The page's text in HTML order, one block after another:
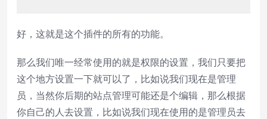
好，这就是这个插件的所有的功能。
那么我们唯一经常使用的就是权限的设置，我们只要把
这个地方设置一下就可以了，比如说我们现在是管理
员，当然你后期的站点管理可能还是个编辑，那么根据
你自己的人去设置，比如说我们现在使用的是管理员去